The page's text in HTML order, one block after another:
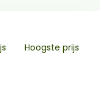
Hoogste prijs